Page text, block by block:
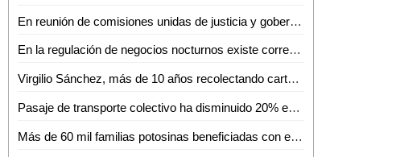
En reunión de comisiones unidas de justicia y gobernación se aprueba dictamen que concede indulto solicitado por la persona SanJuana N
En la regulación de negocios nocturnos existe corresponsabilidad Estado-Municipio
Virgilio Sánchez, más de 10 años recolectando cartón para poder vivir
Pasaje de transporte colectivo ha disminuido 20% en la Huasteca Potosina: Ariel Zumaya
Más de 60 mil familias potosinas beneficiadas con el Tianguis del Bienestar